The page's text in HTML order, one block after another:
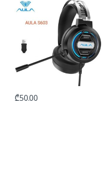
₾50.00